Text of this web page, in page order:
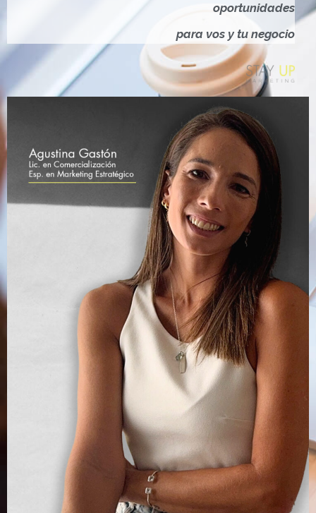
I
Ó
N
oportunidades
para vos y tu negocio